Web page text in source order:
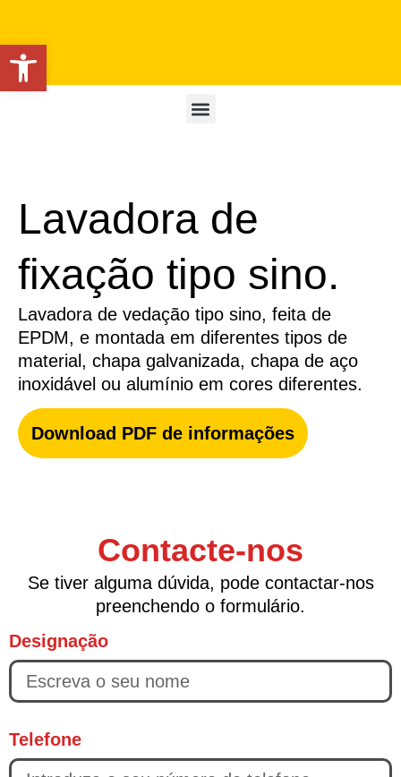
Lavadora de
fixação tipo sino.
Lavadora de vedação tipo sino, feita de
EPDM, e montada em diferentes tipos de
material, chapa galvanizada, chapa de aço
inoxidável ou alumínio em cores diferentes.
Download PDF de informações
Contacte-nos
Se tiver alguma dúvida, pode contactar-nos
preenchendo o formulário.
Designação
Telefone
Open toolbar